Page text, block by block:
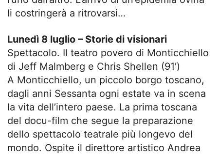
li costringerà a ritrovarsi…
Lunedì 8 luglio – Storie di visionari
Spettacolo. Il teatro povero di Monticchiello
di Jeff Malmberg e Chris Shellen (91′)
A Monticchiello, un piccolo borgo toscano,
dagli anni Sessanta ogni estate va in scena
la vita dell’intero paese. La prima toscana
del docu-film che segue la preparazione
dello spettacolo teatrale più longevo del
mondo. Ospite il direttore artistico Andrea